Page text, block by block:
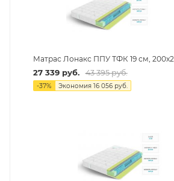
Матрас Лонакс ППУ ТФК 19 см,
27 339руб. 43 395руб.
-37% Экономия 16 056руб.